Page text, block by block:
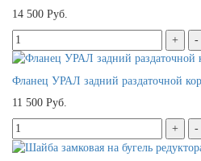
14 500 Руб.
Фланец УРАЛ задний раздаточной
11 500 Руб.